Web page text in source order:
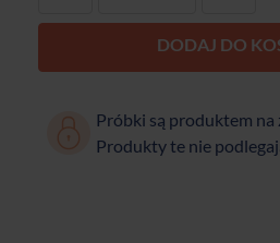
DODAJ DO
Próbki są produktem na
Produkty te nie